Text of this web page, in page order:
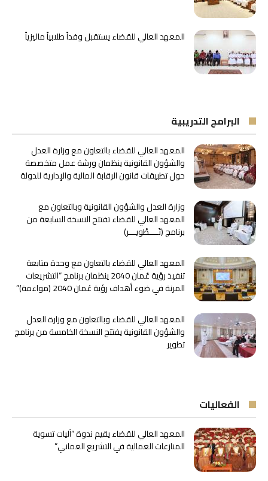
المعهد العالي للقضاء يستقبل وفداً طلابياً ماليزياً
البرامج التدريبية
المعهد العالي للقضاء بالتعاون مع وزارة العدل
والشؤون القانونية ينظمان ورشة عمل متخصصة
حول تطبيقات قانون الرقابة المالية والإدارية للدولة
وزارة العدل والشؤون القانونية وبالتعاون مع
المعهد العالي للقضاء تفتتح النسخة السابعة من
برنامج ﴿تَــــطْويـــر﴾
المعهد العالي للقضاء بالتعاون مع وحدة متابعة
تنفيذ رؤية عُمان 2040 ينظمان برنامج “التشريعات
المرنة في ضوء أهداف رؤية عُمان 2040 (مواءمة)”
المعهد العالي للقضاء وبالتعاون مع وزارة العدل
والشؤون القانونية يفتتح النسخة الخامسة من برنامج
تطوير
الفعاليات
المعهد العالي للقضاء يقيم ندوة “آليات تسوية
المنازعات العمالية في التشريع العماني”